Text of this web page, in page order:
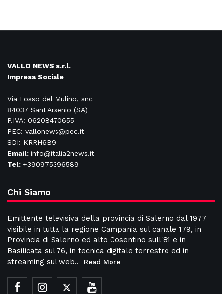
VALLO NEWS s.r.l.
Impresa Sociale
Via Fosso del Mulino, snc
84037 Sant'Arsenio (SA)
P.IVA: 06208470655
PEC: vallonews@pec.it
SDI: KRRH6B9
Email: info@italia2news.it
Tel: +390975396589
Chi Siamo
Emittente televisiva della provincia di Salerno dal 1977
visibile in tutta la regione Campania sul canale 179, in
Provincia di Salerno ed alto Cosentino sull'81 e in
Basilicata sul 76, in tecnica digitale terrestre ed in
streaming sul web..
Read More